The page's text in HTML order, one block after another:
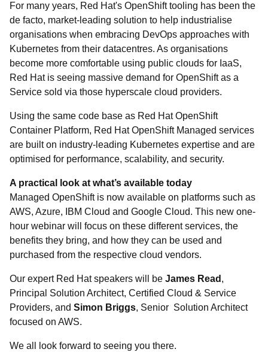
For many years, Red Hat's OpenShift tooling has been the
de facto, market-leading solution to help industrialise
organisations when embracing DevOps approaches with
Kubernetes from their datacentres. As organisations
become more comfortable using public clouds for IaaS,
Red Hat is seeing massive demand for OpenShift as a
Service sold via those hyperscale cloud providers.
Using the same code base as Red Hat OpenShift
Container Platform, Red Hat OpenShift Managed services
are built on industry-leading Kubernetes expertise and are
optimised for performance, scalability, and security.
A practical look at what’s available today
Managed OpenShift is now available on platforms such as
AWS, Azure, IBM Cloud and Google Cloud. This new one-
hour webinar will focus on these different services, the
benefits they bring, and how they can be used and
purchased from the respective cloud vendors.
Our expert Red Hat speakers will be James Read ,
Principal Solution Architect, Certified Cloud & Service
Providers, and Simon Briggs, Senior Solution Architect
focused on AWS.
We all look forward to seeing you there.